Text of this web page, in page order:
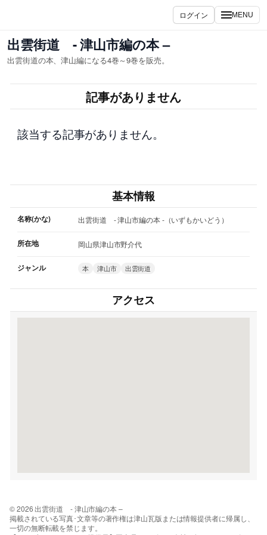
を
ス
キ
ッ
ログイン MENU
出雲街道 - 津山市編の本 –
出雲街道の本、津山編になる4巻～9巻を販売。
記事がありません
該当する記事がありません。
基本情報
名称(かな) 出雲街道 - 津山市編の本 -（いずもかいどう）
所在地 岡山県津山市野介代
ジャンル 本 津山市 出雲街道
アクセス
© 2026 出雲街道 - 津山市編の本 –
掲載されている写真･文章等の著作権は津山瓦版または情報提供者に帰属し、
一切の無断転載を禁じます。